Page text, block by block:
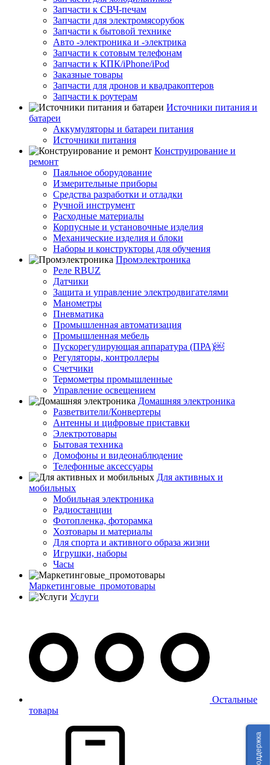
Запчасти к СВЧ-печам
Запчасти для электромясорубок
Запчасти к бытовой технике
Авто -электроника и -электрика
Запчасти к сотовым телефонам
Запчасти к КПК/iPhone/iPod
Заказные товары
Запчасти для дронов и квадракоптеров
Запчасти к роутерам
Источники питания и
батареи
Аккумуляторы и батареи питания
Источники питания
Конструирование и
ремонт
Паяльное оборудование
Измерительные приборы
Средства разработки и отладки
Ручной инструмент
Расходные материалы
Корпусные и установочные изделия
Механические изделия и блоки
Наборы и конструкторы для обучения
Промэлектроника
Реле RBUZ
Датчики
Защита и управление электродвигателями
Манометры
Пневматика
Промышленная автоматизация
Промышленная мебель
Пускорегулирующая аппаратура (ПРА)￼
Регуляторы, контроллеры
Счетчики
Термометры промышленные
Управление освещением
Домашняя электроника
Разветвители/Конвертеры
Антенны и цифровые приставки
Электротовары
Бытовая техника
Домофоны и видеонаблюдение
Телефонные аксессуары
Для активных и
мобильных
Мобильная электроника
Радиостанции
Фотопленка, фоторамка
Хозтовары и материалы
Для спорта и активного образа жизни
Игрушки, наборы
Часы
Маркетинговые_промотовары
Услуги
Остальные
товары